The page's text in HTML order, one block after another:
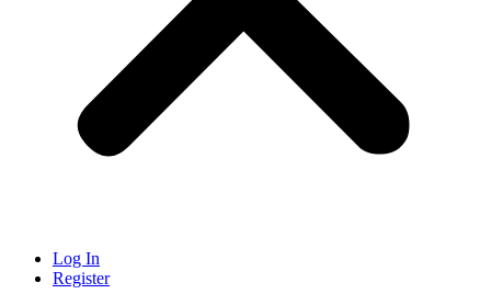
Log In
Register